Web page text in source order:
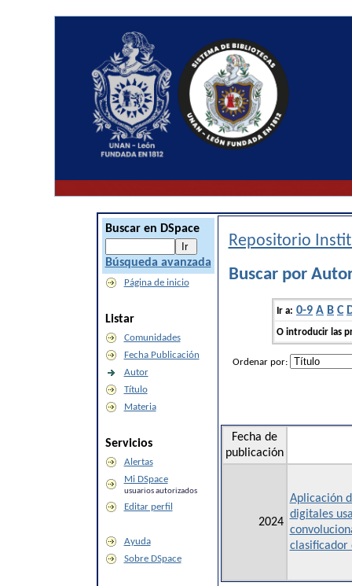
Buscar en DSpace
Búsqueda avanzada
Página de inicio
Listar
Comunidades
Fecha Publicación
Autor
Título
Materia
Servicios
Alertas
Mi DSpace
usuarios autorizados
Editar perfil
Ayuda
Sobre DSpace
Repositorio
Buscar por
Ir a: 0-9 A B C
O introducir las
Ordenar por:
Fecha de
publicación
2024
Aplicación
digitales
clasificador